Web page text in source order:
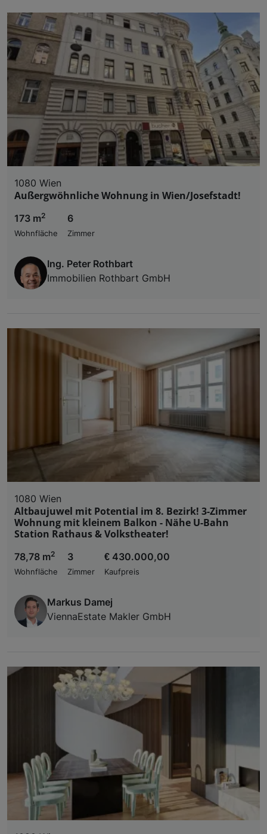
1080 Wien
Außergwöhnliche Wohnung in Wien/Josefstadt!
173 m2
Wohnfläche
6
Zimmer
Ing. Peter Rothbart
Immobilien Rothbart GmbH
1080 Wien
Altbaujuwel mit Potential im 8. Bezirk! 3-Zimmer
Wohnung mit kleinem Balkon - Nähe U-Bahn
Station Rathaus & Volkstheater!
78,78 m2
Wohnfläche
3
Zimmer
€ 430.000,00
Kaufpreis
Markus Damej
ViennaEstate Makler GmbH